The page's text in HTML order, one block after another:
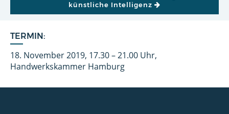
TERMIN:
18. November 2019, 17.30 – 21.00 Uhr,
Handwerkskammer Hamburg
künstliche Intelligenz